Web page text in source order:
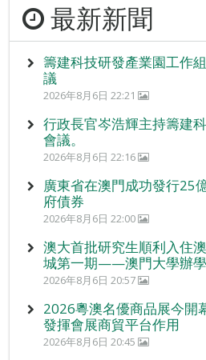
最新新聞
籌建科技研發產業園工作
議
2026年8月6日 22:21
行政長官岑浩輝主持籌建
會議。
2026年8月6日 22:16
廣東省在澳門成功發行25
府債券
2026年8月6日 22:00
澳大首批研究生順利入住
城第一期——澳門大學辦學
2026年8月6日 20:57
2026粵澳名優商品展今開
發揮會展商貿平台作用
2026年8月6日 20:45